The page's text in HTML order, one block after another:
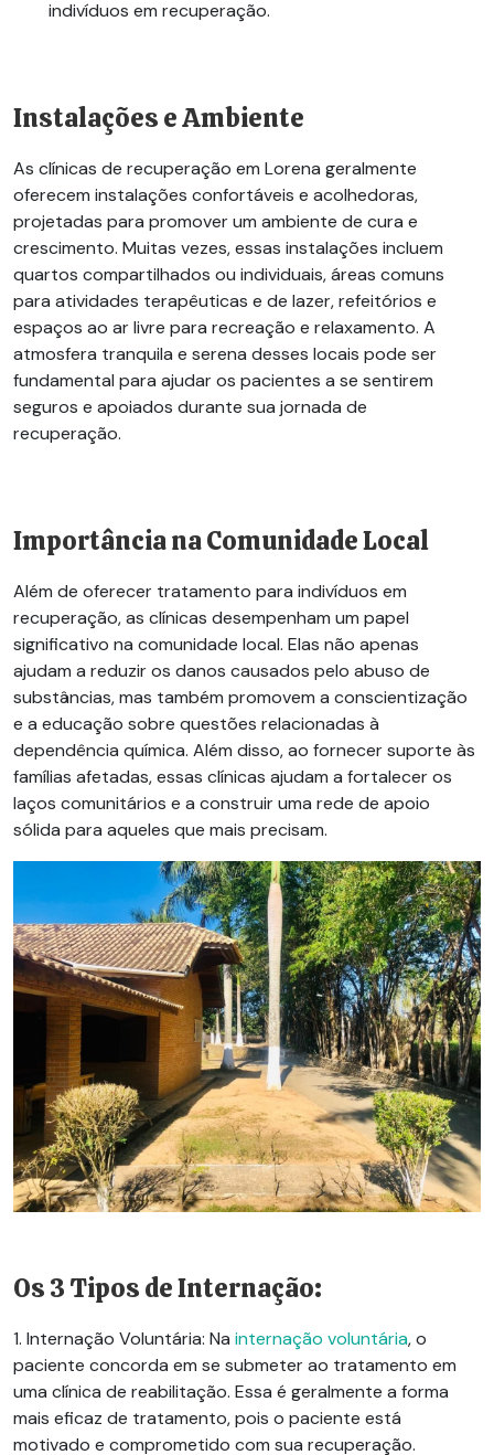
indivíduos em recuperação.
Instalações e Ambiente
As clínicas de recuperação em Lorena geralmente
oferecem instalações confortáveis e acolhedoras,
projetadas para promover um ambiente de cura e
crescimento. Muitas vezes, essas instalações incluem
quartos compartilhados ou individuais, áreas comuns
para atividades terapêuticas e de lazer, refeitórios e
espaços ao ar livre para recreação e relaxamento. A
atmosfera tranquila e serena desses locais pode ser
fundamental para ajudar os pacientes a se sentirem
seguros e apoiados durante sua jornada de
recuperação.
Importância na Comunidade Local
Além de oferecer tratamento para indivíduos em
recuperação, as clínicas desempenham um papel
significativo na comunidade local. Elas não apenas
ajudam a reduzir os danos causados pelo abuso de
substâncias, mas também promovem a conscientização
e a educação sobre questões relacionadas à
dependência química. Além disso, ao fornecer suporte às
famílias afetadas, essas clínicas ajudam a fortalecer os
laços comunitários e a construir uma rede de apoio
sólida para aqueles que mais precisam.
Os 3 Tipos de Internação:
1. Internação Voluntária: Na internação voluntária, o
paciente concorda em se submeter ao tratamento em
uma clínica de reabilitação. Essa é geralmente a forma
mais eficaz de tratamento, pois o paciente está
motivado e comprometido com sua recuperação.